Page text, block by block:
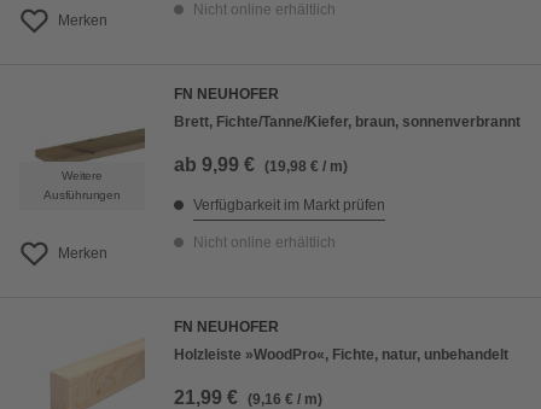
Merken
Nicht online erhältlich
Weitere
Ausführungen
Merken
FN NEUHOFER
Brett, Fichte/Tanne/Kiefer, braun, sonnenverbrannt
ab 9,99 € (19,98 € / m)
Verfügbarkeit im Markt prüfen
Nicht online erhältlich
FN NEUHOFER
Holzleiste »WoodPro«, Fichte, natur, unbehandelt
21,99 € (9,16 € / m)